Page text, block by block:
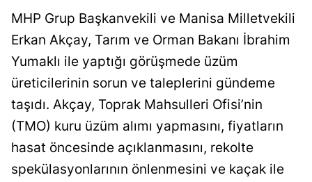
MHP Grup Başkanvekili ve Manisa Milletvekili
Erkan Akçay, Tarım ve Orman Bakanı İbrahim
Yumaklı ile yaptığı görüşmede üzüm
üreticilerinin sorun ve taleplerini gündeme
taşıdı. Akçay, Toprak Mahsulleri Ofisi’nin
(TMO) kuru üzüm alımı yapmasını, fiyatların
hasat öncesinde açıklanmasını, rekolte
spekülasyonlarının önlenmesini ve kaçak ile